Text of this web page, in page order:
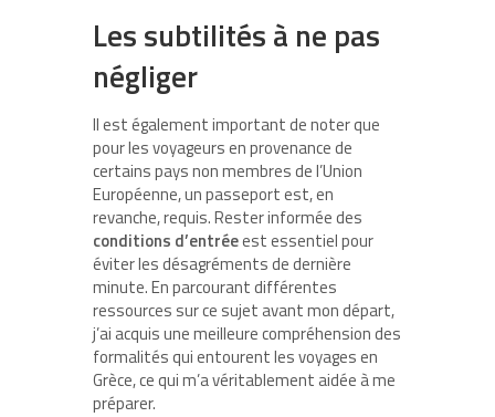
Les subtilités à ne pas
négliger
Il est également important de noter que
pour les voyageurs en provenance de
certains pays non membres de l’Union
Européenne, un passeport est, en
revanche, requis. Rester informée des
conditions d’entréeest essentiel pour
éviter les désagréments de dernière
minute. En parcourant différentes
ressources sur ce sujet avant mon départ,
j’ai acquis une meilleure compréhension des
formalités qui entourent les voyages en
Grèce, ce qui m’a véritablement aidée à me
préparer.